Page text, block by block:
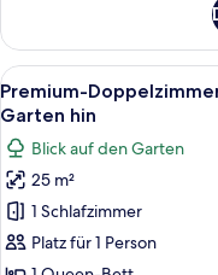
Innenhof
anzeigen
Doppelzimmer
zur
Einzelnutzung,
Nichtraucher,
auf
den
Innenhof
Alle
Fotos
für
Premium-
Doppelzimmer
zur
Einzelnutzung,
8
Premium-
Garten hin
Blick auf den Garten
25 m²
1 Schlafzimmer
Platz für 1 Person